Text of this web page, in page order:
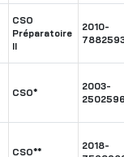
CSO
Préparatoire
II
2010-
CSO*
2003-
CSO**
2018-